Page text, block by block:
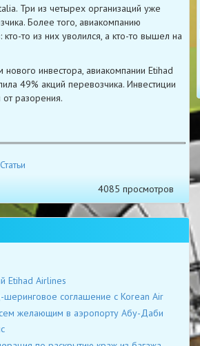
Три из четырех организаций уже
Более того, авиакомпанию
то из них уволился, а кто-то вышел на
инвестора, авиакомпании Etihad
49% акций перевозчика. Инвестиции
от разорения.
Статьи
4085 просмотров
Etihad Airlines
соглашение с Korean Air
желающим в аэропорту Абу-Даби